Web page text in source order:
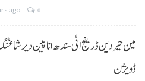
ago 0
مین حیردین ڈرینج اٹی سندھ انا پین دیر
ڈویژن